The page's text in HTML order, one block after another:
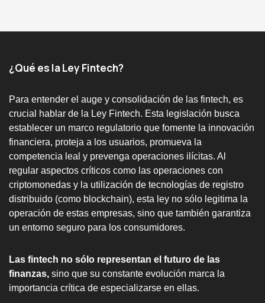
¿Qué es la Ley Fintech?
Para entender el auge y consolidación de las fintech, es
crucial hablar de la Ley Fintech. Esta legislación busca
establecer un marco regulatorio que fomente la innovación
financiera, proteja a los usuarios, promueva la
competencia leal y prevenga operaciones ilícitas. Al
regular aspectos críticos como las operaciones con
criptomonedas y la utilización de tecnologías de registro
distribuido (como blockchain), esta ley no sólo legitima la
operación de estas empresas, sino que también garantiza
un entorno seguro para los consumidores.
Las fintech no sólo representan el futuro de las
finanzas, sino que su constante evolución marca la
importancia crítica de especializarse en ellas.